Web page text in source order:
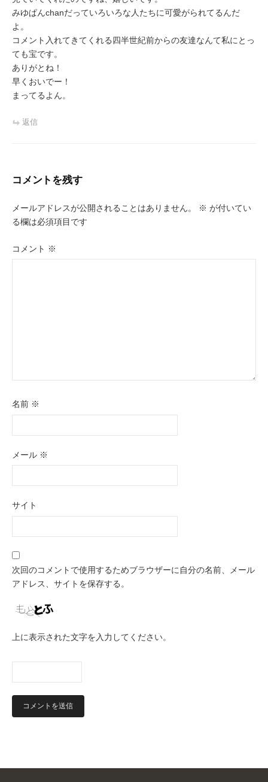
みゆぱんchanだっていろいろな人たちに可愛がられてるんだ
よ。
コメント入れてきてくれる四半世紀前からの友達なんて私にとっ
ても宝です。
ありがとね！
早くおいでー！
まってるよん。
返信
コメントを残す
メールアドレスが公開されることはありません。 ※ が付いてい
る欄は必須項目です
コメント ※
名前 ※
メール ※
サイト
次回のコメントで使用するためブラウザーに自分の名前、メール
アドレス、サイトを保存する。
上に表示された文字を入力してください。